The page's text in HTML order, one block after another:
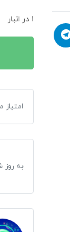
1 در انبار
بازی Call of Duty برای کامپیوتر
امتیاز
به روز